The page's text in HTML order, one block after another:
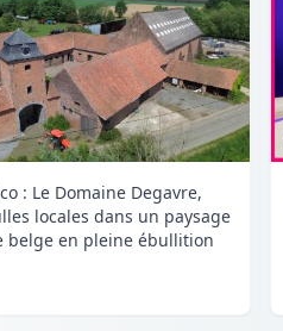
: Le Domaine Degavre,
locales dans un paysage
belge en pleine ébullition